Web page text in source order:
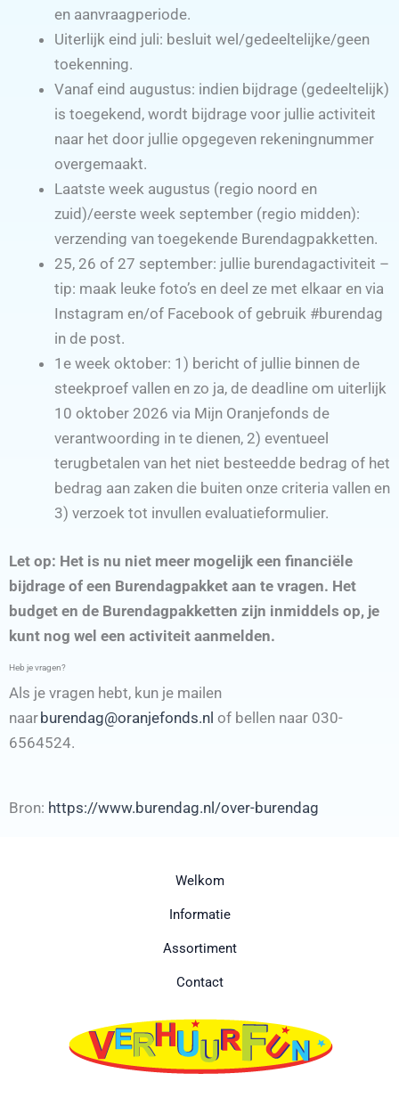
en aanvraagperiode.
Uiterlijk eind juli: besluit wel/gedeeltelijke/geen
toekenning.
Vanaf eind augustus: indien bijdrage (gedeeltelijk)
is toegekend, wordt bijdrage voor jullie activiteit
naar het door jullie opgegeven rekeningnummer
overgemaakt.
Laatste week augustus (regio noord en
zuid)/eerste week september (regio midden):
verzending van toegekende Burendagpakketten.
25, 26 of 27 september: jullie burendagactiviteit –
tip: maak leuke foto’s en deel ze met elkaar en via
Instagram en/of Facebook of gebruik #burendag
in de post.
1e week oktober: 1) bericht of jullie binnen de
steekproef vallen en zo ja, de deadline om uiterlijk
10 oktober 2026 via Mijn Oranjefonds de
verantwoording in te dienen, 2) eventueel
terugbetalen van het niet besteedde bedrag of het
bedrag aan zaken die buiten onze criteria vallen en
3) verzoek tot invullen evaluatieformulier.
Let op: Het is nu niet meer mogelijk een financiële
bijdrage of een Burendagpakket aan te vragen. Het
budget en de Burendagpakketten zijn inmiddels op, je
kunt nog wel een activiteit aanmelden.
Heb je vragen?
Als je vragen hebt, kun je mailen
naarburendag@oranjefonds.nl of bellen naar 030-
6564524.
Bron: https://www.burendag.nl/over-burendag
Welkom
Informatie
Assortiment
Contact